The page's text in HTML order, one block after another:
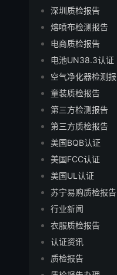
深圳质检报告
熔喷布检测报告
电商质检报告
电池UN38.3认证
空气净化器检测
童装质检报告
第三方检测报告
第三方质检报告
美国BQB认证
美国FCC认证
美国UL认证
苏宁易购质检报告
行业新闻
衣服质检报告
认证资讯
质检报告